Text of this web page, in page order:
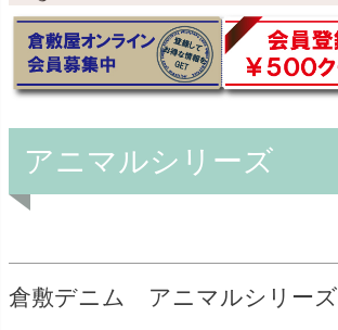
アニマルシリーズ
新着順
登録順
価格が安い順
価格が高い順
レビュー順
キーワードヒット順
検索
倉敷デニム アニマルシリーズ